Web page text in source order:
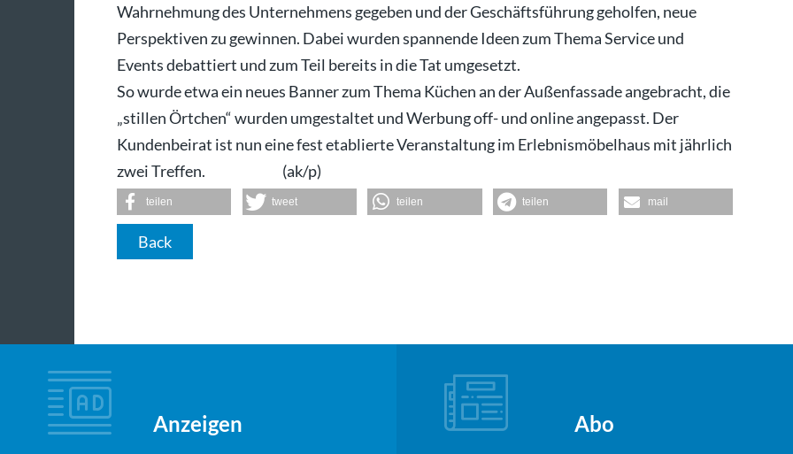
Wahrnehmung des Unternehmens gegeben und der Geschäftsführung geholfen, neue
Perspektiven zu gewinnen. Dabei wurden spannende Ideen zum Thema Service und
Events debattiert und zum Teil bereits in die Tat umgesetzt.
So wurde etwa ein neues Banner zum Thema Küchen an der Außenfassade angebracht, die
„stillen Örtchen“ wurden umgestaltet und Werbung off- und online angepasst. Der
Kundenbeirat ist nun eine fest etablierte Veranstaltung im Erlebnismöbelhaus mit jährlich
zwei Treffen. (ak/p)
teilen tweet teilen teilen mail
Back
Anzeigen Abo